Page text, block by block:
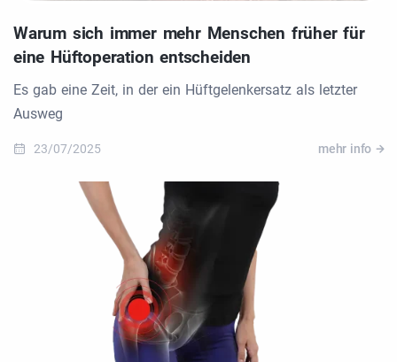
Warum sich immer mehr Menschen früher für
eine Hüftoperation entscheiden
Es gab eine Zeit, in der ein Hüftgelenkersatz als letzter
Ausweg
23/07/2025 mehr info